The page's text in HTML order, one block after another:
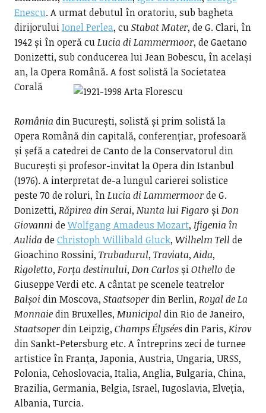
Enescu. A urmat debutul în oratoriu, sub bagheta
dirijoruluiIonel Perlea, cuStabat Mater, de G. Clari, în
1942 și în operă cuLucia di Lammermoor, de Gaetano
Donizetti, sub conducerea lui Jean Bobescu, în același
an, la Opera Română.A fost solistă la Societatea
Corală
România din București, solistă și prim solistă la
Opera Română din capitală, conferențiar, profesoară
și șefă a catedrei de Canto de la Conservatorul din
București și profesor-invitat la Opera din Istanbul
(1976). A interpretat de-a lungul carierei solistice
peste 70 de roluri, înLucia di Lammermoorde G.
Donizetti, Răpirea din Serai, Nunta lui Figaro șiDon
Giovanni deWolfgang Amadeus Mozart, Ifigenia în
Aulida deChristoph Willibald Gluck, Wilhelm Tell de
Gioachino Rossini, Trubadurul, Traviata,Aida,
Rigoletto, Forța destinului, Don CarlosșiOthello de
Giuseppe Verdi etc. A cântat pe scenele teatrelor
Balșoi din Moscova, Staatsoperdin Berlin, Royal de La
Monnaiedin Bruxelles, Municipal din Rio de Janeiro,
Staatsoperdin Leipzig, Champs Élyséesdin Paris, Kirov
din Sankt-Petersburg etc. A întreprins zeci de turnee
artistice în Franța, Japonia, Austria, Ungaria, URSS,
Polonia, Cehoslovacia, Italia, Anglia, Bulgaria, China,
Brazilia, Germania, Belgia, Israel, Iugoslavia, Elveția,
Albania, Turcia.